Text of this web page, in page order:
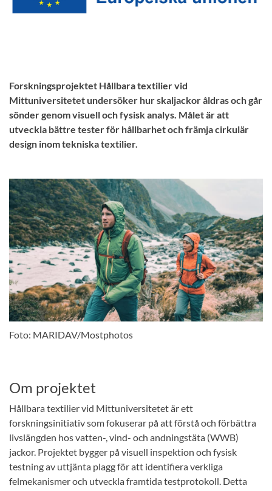
Forskningsprojektet Hållbara textilier vid
Mittuniversitetet undersöker hur skaljackor åldras och går
sönder genom visuell och fysisk analys. Målet är att
utveckla bättre tester för hållbarhet och främja cirkulär
design inom tekniska textilier.
Foto: MARIDAV/Mostphotos
Om projektet
Hållbara textilier vid Mittuniversitetet är ett
forskningsinitiativ som fokuserar på att förstå och förbättra
livslängden hos vatten-, vind- och andningstäta (WWB)
jackor. Projektet bygger på visuell inspektion och fysisk
testning av uttjänta plagg för att identifiera verkliga
felmekanismer och utveckla framtida testprotokoll. Detta